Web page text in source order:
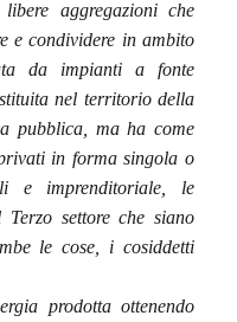
aggregazioni che
e condividere in ambito
da impianti a fonte
nel territorio della
pubblica, ma ha come
in forma singola o
e imprenditoriale, le
settore che siano
le cose, i cosiddetti
prodotta ottenendo